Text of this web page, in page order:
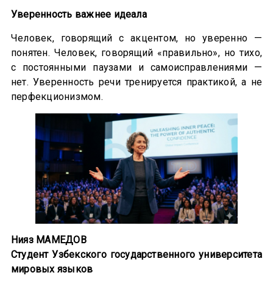
Уверенность важнее идеала
Человек, говорящий с акцентом, но уверенно —
понятен. Человек, говорящий «правильно», но тихо,
с постоянными паузами и самоисправлениями —
нет. Уверенность речи тренируется практикой, а не
перфекционизмом.
Нияз МАМЕДОВ
Студент Узбекского государственного университета
мировых языков